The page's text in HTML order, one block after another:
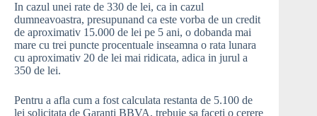
In cazul unei rate de 330 de lei, ca in cazul
dumneavoastra, presupunand ca este vorba de un credit
de aproximativ 15.000 de lei pe 5 ani, o dobanda mai
mare cu trei puncte procentuale inseamna o rata lunara
cu aproximativ 20 de lei mai ridicata, adica in jurul a
350 de lei.
Pentru a afla cum a fost calculata restanta de 5.100 de
lei solicitata de Garanti BBVA, trebuie sa faceti o cerere